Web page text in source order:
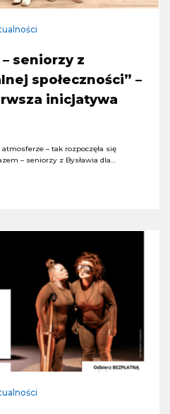
seniorzy z
społeczności” –
inicjatywa
– tak rozpoczęła się
– seniorzy z Bysławia dla…